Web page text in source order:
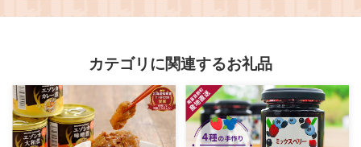
ちり食感 甘い リコピン 野菜 碧南
ぎ 国産 愛知県産 野菜 やさい 農家
H105-220
カテゴリに関連するお礼品